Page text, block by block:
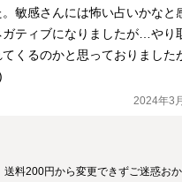
敏感さんには怖い占いかなと
ティブになりましたが…やり
くるのかと思っておりました
2024年3
料200円から変更できずご迷惑おか